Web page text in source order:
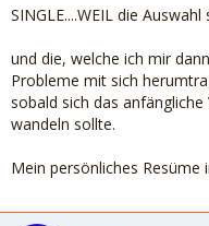
SINGLE....WEIL die Auswahl
und die, welche ich mir
Probleme mit sich
sobald sich das
wandeln sollte.
Mein persönliches Resüme